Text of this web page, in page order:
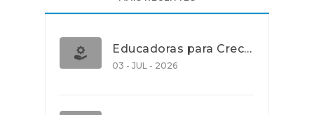
Educadoras para Creche e J.I., Lisboa
03 - JUL - 2026